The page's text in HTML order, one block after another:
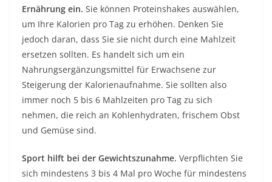
Ernährung ein. Sie können Proteinshakes auswählen,
um Ihre Kalorien pro Tag zu erhöhen. Denken Sie
jedoch daran, dass Sie sie nicht durch eine Mahlzeit
ersetzen sollten. Es handelt sich um ein
Nahrungsergänzungsmittel für Erwachsene zur
Steigerung der Kalorienaufnahme. Sie sollten also
immer noch 5 bis 6 Mahlzeiten pro Tag zu sich
nehmen, die reich an Kohlenhydraten, frischem Obst
und Gemüse sind.
Sport hilft bei der Gewichtszunahme. Verpflichten Sie
sich mindestens 3 bis 4 Mal pro Woche für mindestens